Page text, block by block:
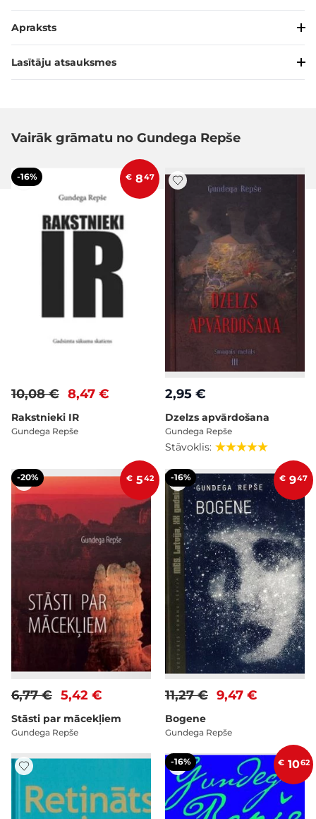
Apraksts
Lasītāju atsauksmes
Vairāk grāmatu no Gundega Repše
-16% € 847
8,47 €
10,08 €
Rakstnieki IR
Gundega Repše
2,95 €
Dzelzs apvārdošana
Gundega Repše
Stāvoklis:
-20% € 542
5,42 €
6,77 €
Stāsti par mācekļiem
Gundega Repše
-16% € 947
9,47 €
11,27 €
Bogene
Gundega Repše
-16% € 1062